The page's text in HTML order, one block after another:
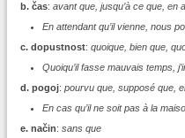
b. čas: avant que, jusqu’à ce que, en
En attendant qu’il vienne, nous
c. dopustnost: quoique, bien que,
Quoiqu’il fasse mauvais temps,
d. pogoj: pourvu que, supposé que,
En cas qu’il ne soit pas à la
e. način: sans que